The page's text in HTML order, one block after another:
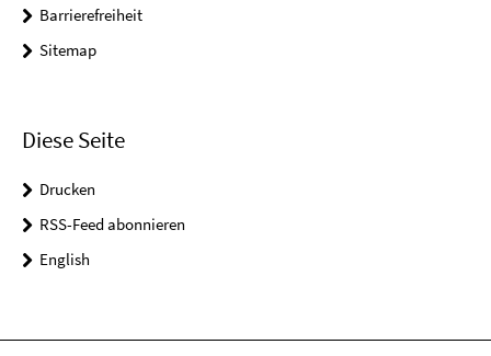
Barrierefreiheit
Sitemap
Diese Seite
Drucken
RSS-Feed abonnieren
English